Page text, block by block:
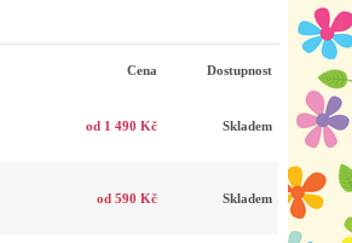
Cena Dostupnost
od 1 490 Kč Skladem
od 590 Kč Skladem